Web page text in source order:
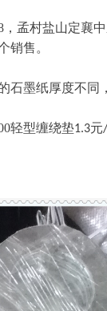
，孟村盐山定襄
销售。
石墨纸厚度不同
轻型缠绕垫1.3元/